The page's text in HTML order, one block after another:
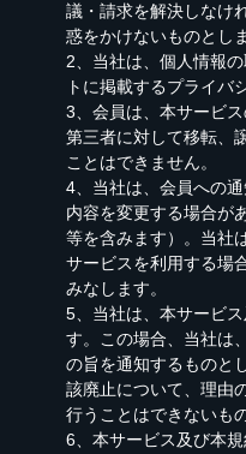
議・請求を解決しなけ
惑をかけないものとし
2、当社は、個人情報
トに掲載するプライバ
3、会員は、本サービ
第三者に対して移転、
ことはできません。
4、当社は、会員への
内容を変更する場合が
等を含みます）。当社
サービスを利用する場
みなします。
5、当社は、本サービ
す。この場合、当社は
の旨を通知するものと
該廃止について、理由
行うことはできないも
6、本サービス及び本